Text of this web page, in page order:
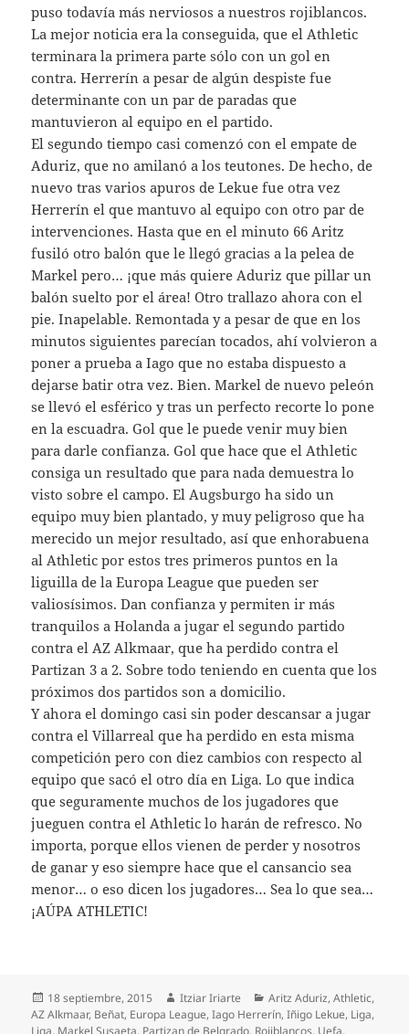
puso todavía más nerviosos a nuestros rojiblancos.
La mejor noticia era la conseguida, que el Athletic
terminara la primera parte sólo con un gol en
contra. Herrerín a pesar de algún despiste fue
determinante con un par de paradas que
mantuvieron al equipo en el partido.
El segundo tiempo casi comenzó con el empate de
Aduriz, que no amilanó a los teutones. De hecho, de
nuevo tras varios apuros de Lekue fue otra vez
Herrerín el que mantuvo al equipo con otro par de
intervenciones. Hasta que en el minuto 66 Aritz
fusiló otro balón que le llegó gracias a la pelea de
Markel pero… ¡que más quiere Aduriz que pillar un
balón suelto por el área! Otro trallazo ahora con el
pie. Inapelable. Remontada y a pesar de que en los
minutos siguientes parecían tocados, ahí volvieron a
poner a prueba a Iago que no estaba dispuesto a
dejarse batir otra vez. Bien. Markel de nuevo peleón
se llevó el esférico y tras un perfecto recorte lo pone
en la escuadra. Gol que le puede venir muy bien
para darle confianza. Gol que hace que el Athletic
consiga un resultado que para nada demuestra lo
visto sobre el campo. El Augsburgo ha sido un
equipo muy bien plantado, y muy peligroso que ha
merecido un mejor resultado, así que enhorabuena
al Athletic por estos tres primeros puntos en la
liguilla de la Europa League que pueden ser
valiosísimos. Dan confianza y permiten ir más
tranquilos a Holanda a jugar el segundo partido
contra el AZ Alkmaar, que ha perdido contra el
Partizan 3 a 2. Sobre todo teniendo en cuenta que los
próximos dos partidos son a domicilio.
Y ahora el domingo casi sin poder descansar a jugar
contra el Villarreal que ha perdido en esta misma
competición pero con diez cambios con respecto al
equipo que sacó el otro día en Liga. Lo que indica
que seguramente muchos de los jugadores que
jueguen contra el Athletic lo harán de refresco. No
importa, porque ellos vienen de perder y nosotros
de ganar y eso siempre hace que el cansancio sea
menor… o eso dicen los jugadores… Sea lo que sea…
¡AÚPA ATHLETIC!
Publicado
el
18 septiembre, 2015 Autor
Itziar Iriarte Categorías
Aritz Aduriz,Athletic,
AZ Alkmaar, Beñat, Europa League,Iago Herrerín,Iñigo Lekue, Liga,